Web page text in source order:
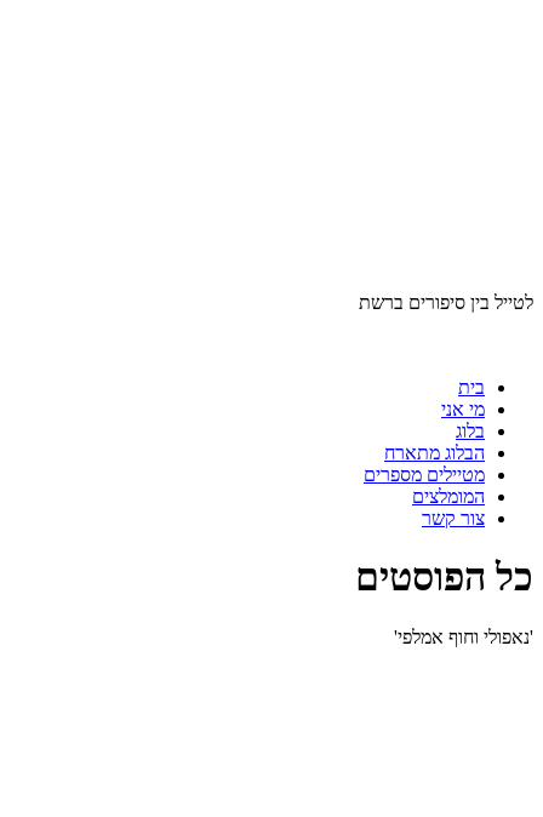
לטייל בין סיפורים ברשת
בית
מי אני
בלוג
הבלוג מתארח
מטיילים מספרים
המומלצים
צור קשר
כל הפוסטים
'נאפולי וחוף אמלפי'